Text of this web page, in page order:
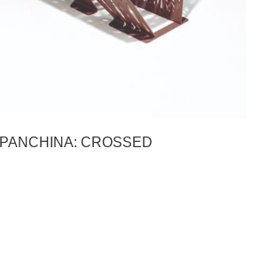
PANCHINA: CROSSED